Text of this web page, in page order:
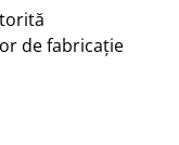
de fabricație